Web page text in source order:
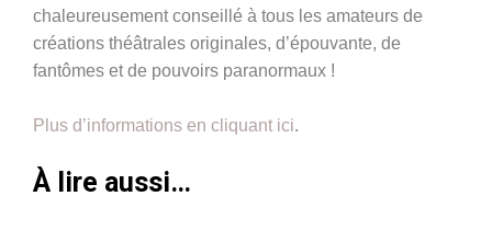
chaleureusement conseillé à tous les amateurs de
créations théâtrales originales, d’épouvante, de
fantômes et de pouvoirs paranormaux !
Plus d’informations en cliquant ici.
À lire aussi…